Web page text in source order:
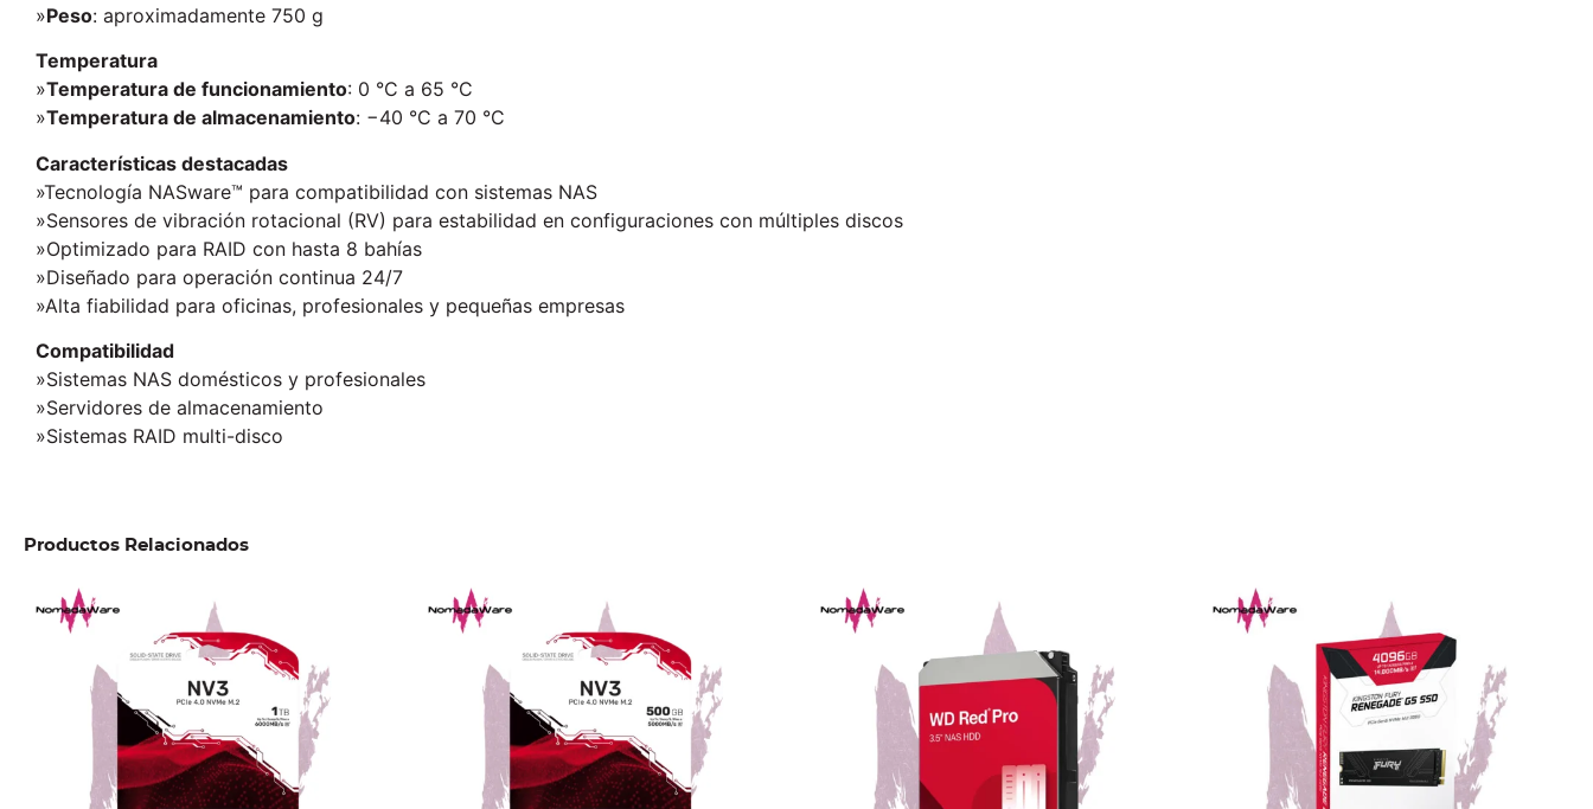
»Peso: aproximadamente 750 g
Temperatura
»Temperatura de funcionamiento: 0 °C a 65 °C
»Temperatura de almacenamiento: −40 °C a 70 °C
Características destacadas
»Tecnología NASware™ para compatibilidad con sistemas NAS
»Sensores de vibración rotacional (RV) para estabilidad en configuraciones con múltiples discos
»Optimizado para RAID con hasta 8 bahías
»Diseñado para operación continua 24/7
»Alta fiabilidad para oficinas, profesionales y pequeñas empresas
Compatibilidad
»Sistemas NAS domésticos y profesionales
»Servidores de almacenamiento
»Sistemas RAID multi-disco
Productos Relacionados